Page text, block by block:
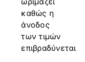
καθώς η
άνοδος
των τιμών
επιβραδύνεται